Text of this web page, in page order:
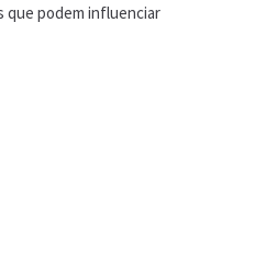
que podem influenciar